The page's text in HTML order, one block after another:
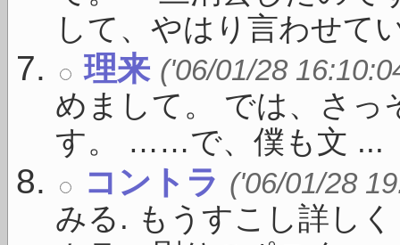
して、やはり言わせて
理来 ('06/01/28
めまして。 では、さっ
す。 ……で、僕も文 ...
コントラ ('06/01/28
みる. もうすこし詳し